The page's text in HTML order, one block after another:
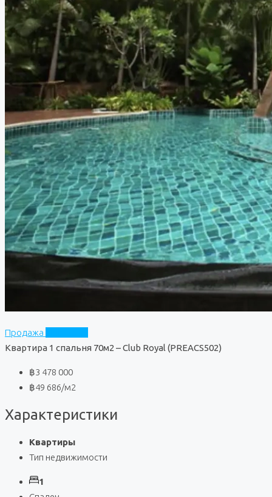
Продажа
Квартира 1 спальня 70м2 – Club Royal (PREACS502)
฿3 478 000
฿49 686/м2
Характеристики
Квартиры
Тип недвижимости
1